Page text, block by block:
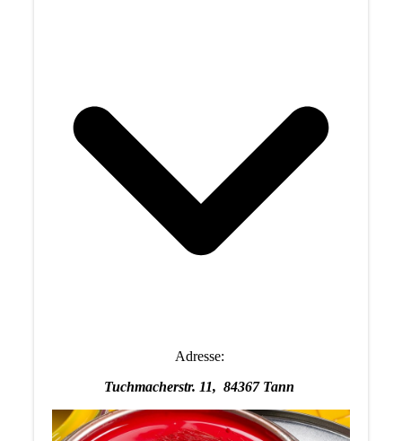
Adresse:
Tuchmacherstr. 11, 84367 Tann